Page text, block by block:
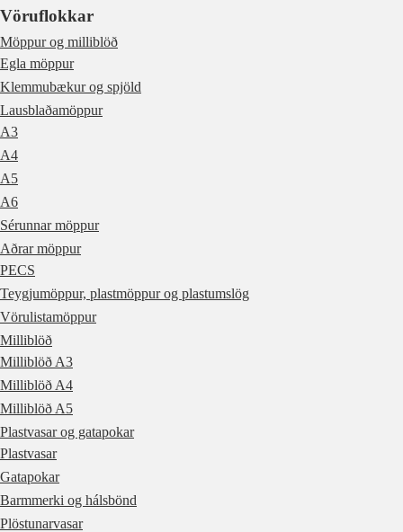
Vöruflokkar
Möppur og milliblöð
Egla möppur
Klemmubækur og spjöld
Lausblaðamöppur
A3
A4
A5
A6
Sérunnar möppur
Aðrar möppur
PECS
Teygjumöppur, plastmöppur og plastumslög
Vörulistamöppur
Milliblöð
Milliblöð A3
Milliblöð A4
Milliblöð A5
Plastvasar og gatapokar
Plastvasar
Gatapokar
Barmmerki og hálsbönd
Plöstunarvasar